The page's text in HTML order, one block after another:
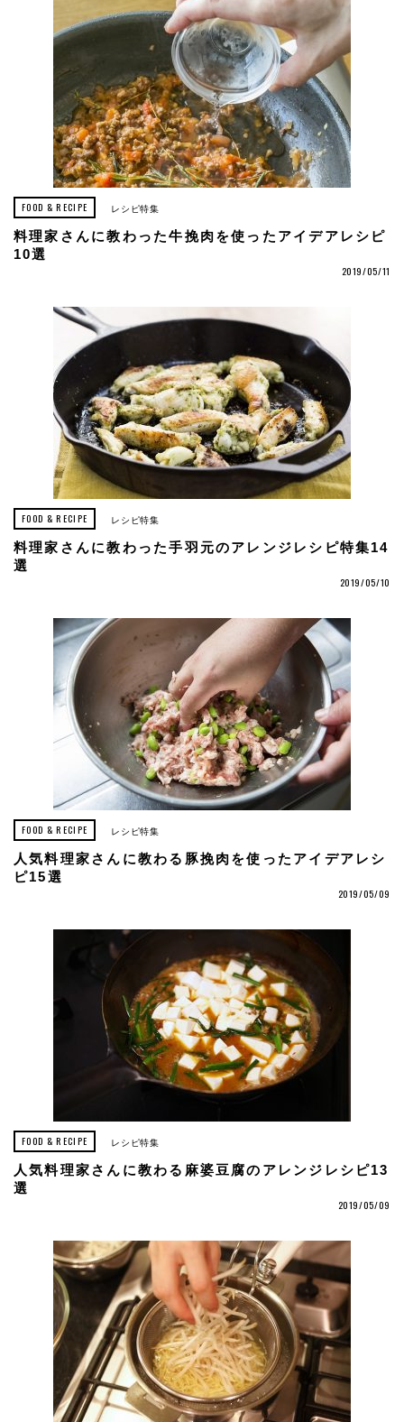
FOOD & RECIPE レシピ特集
料理家さんに教わった牛挽肉を使ったアイデアレシピ
10選
2019/05/11
FOOD & RECIPE レシピ特集
料理家さんに教わった手羽元のアレンジレシピ特集14
選
2019/05/10
FOOD & RECIPE レシピ特集
人気料理家さんに教わる豚挽肉を使ったアイデアレシ
ピ15選
2019/05/09
FOOD & RECIPE レシピ特集
人気料理家さんに教わる麻婆豆腐のアレンジレシピ13
選
2019/05/09